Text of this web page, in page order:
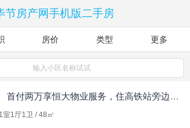
节房产网手机版二手房
房价 类型 更多
输入小区名称试试
首付两万享恒大物业服务，住高铁站旁边！五一优惠，最多减5万!
1室1厅1卫 / 48㎡